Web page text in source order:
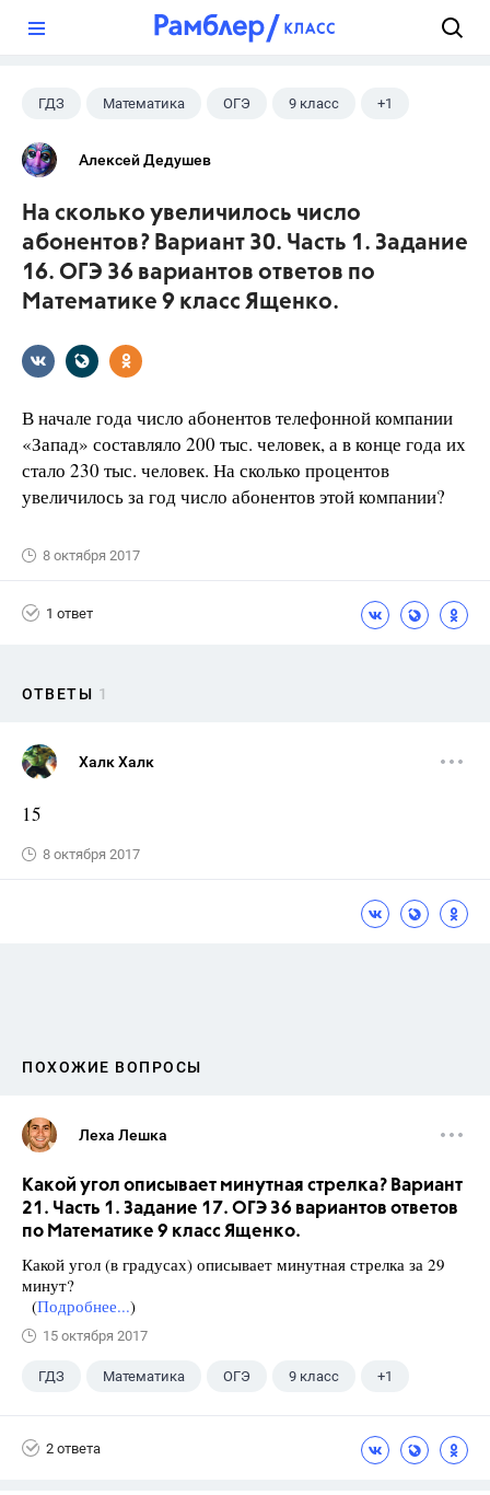
ГДЗ Математика ОГЭ 9 класс +1
Ященко И.В.
Алексей Дедушев
На сколько увеличилось число
абонентов? Вариант 30. Часть 1. Задание
16. ОГЭ 36 вариантов ответов по
Математике 9 класс Ященко.
В начале года число абонентов телефонной компании
«Запад» составляло 200 тыс. человек, а в конце года их
стало 230 тыс. человек. На сколько процентов
увеличилось за год число абонентов этой компании?
8 октября 2017
1 ответ
ОТВЕТЫ 1
Халк Халк
15
8 октября 2017
ПОХОЖИЕ ВОПРОСЫ
Леха Лешка
Какой угол описывает минутная стрелка? Вариант
21. Часть 1. Задание 17. ОГЭ 36 вариантов ответов
по Математике 9 класс Ященко.
Какой угол (в градусах) описывает минутная стрелка за 29
минут?
(Подробнее...)
15 октября 2017
ГДЗ Математика ОГЭ 9 класс +1
2 ответа